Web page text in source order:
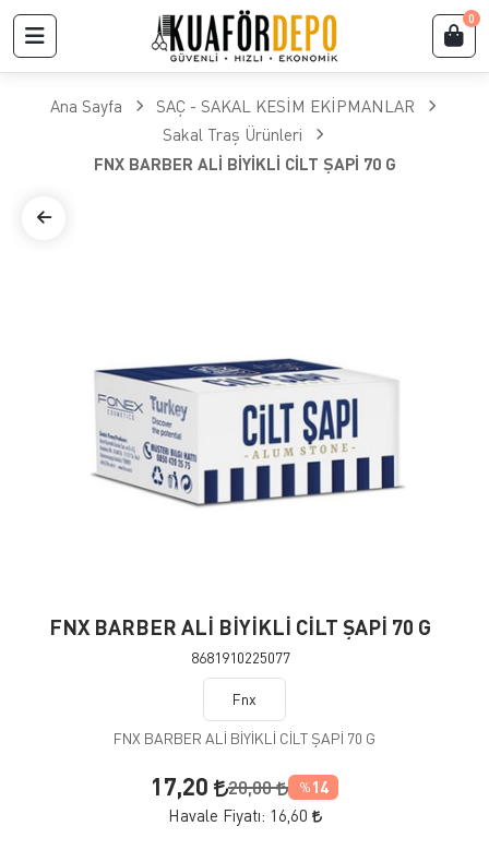
0
Ana Sayfa
SAÇ - SAKAL KESİM EKİPMANLAR
Sakal Traş Ürünleri
FNX BARBER ALİ BİYİKLİ CİLT ŞAPİ 70 G
FNX BARBER ALİ BİYİKLİ CİLT ŞAPİ 70 G
8681910225077
Fnx
FNX BARBER ALİ BİYİKLİ CİLT ŞAPİ 70 G
17,20 20,00 % 14
Havale Fiyatı: 16,60